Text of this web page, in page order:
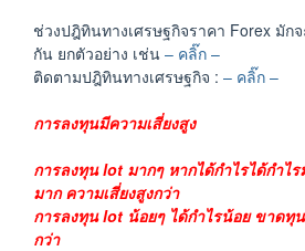
ช่วงปฎิทินทางเศรษฐกิจราคา Forex มัก
กัน ยกตัวอย่าง เช่น – คลิ๊ก –
ติดตามปฎิทินทางเศรษฐกิจ : – คลิ๊ก –
การลงทุนมีความเสี่ยงสูง
การลงทุน lot มากๆ หากได้กำไรได้กำ
มาก ความเสี่ยงสูงกว่า
การลงทุน lot น้อยๆ ได้กำไรน้อย ขาดทุ
กว่า